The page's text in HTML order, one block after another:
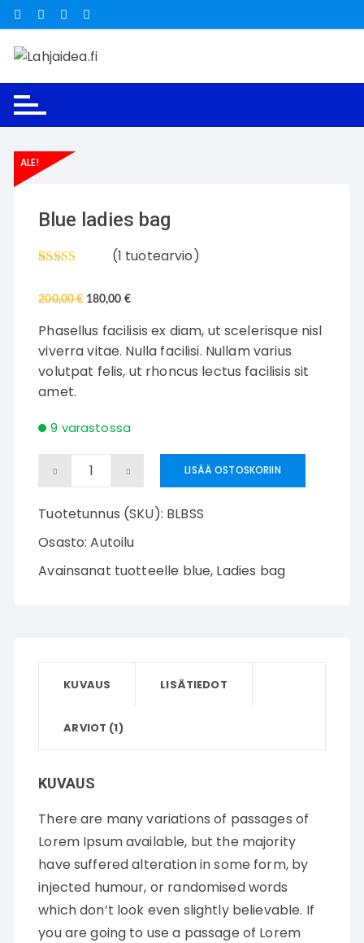
Siirry
suoraan
sisältöön
ALE!
Blue ladies bag
perustuen
arvotukseen.
(1 tuotearvio)
200,00€ 180,00 €
Phasellus facilisis ex diam, ut scelerisque nisl
viverra vitae. Nulla facilisi. Nullam varius
volutpat felis, ut rhoncus lectus facilisis sit
amet.
9 varastossa
Blue
bag
määrä
LISÄÄ OSTOSKORIIN
Tuotetunnus (SKU): BLBSS
Osasto:Autoilu
Avainsanat tuotteelle blue, Ladies bag
KUVAUS LISÄTIEDOT
ARVIOT (1)
KUVAUS
There are many variations of passages of
Lorem Ipsum available, but the majority
have suffered alteration in some form, by
injected humour, or randomised words
which don’t look even slightly believable. If
you are going to use a passage of Lorem